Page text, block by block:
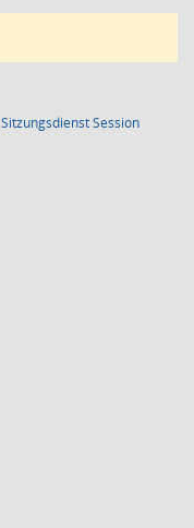
SitzungsdienstSession(Wird in